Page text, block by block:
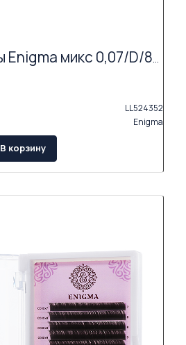
Цветные ресницы Enigma микс 0,07/D/8-12 mm "Tender love" (15 линий)
LL524352
Enigma
В корзину